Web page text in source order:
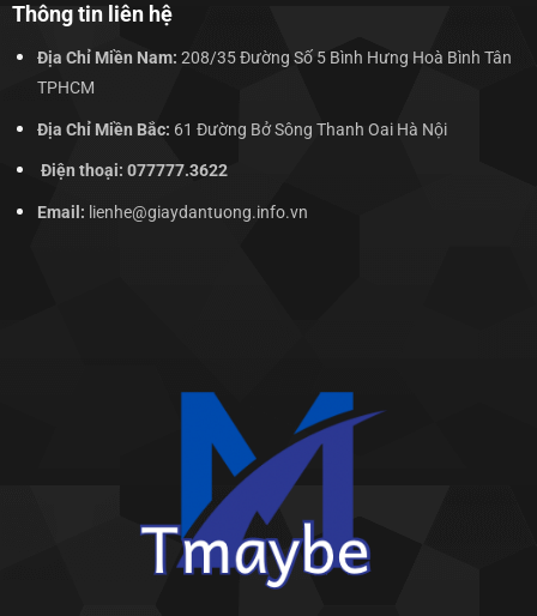
Thông tin liên hệ
Địa Chỉ Miền Nam: 208/35 Đường Số 5 Bình Hưng Hoà Bình Tân
TPHCM
Địa Chỉ Miền Bắc: 61 Đường Bở Sông Thanh Oai Hà Nội
Điện thoại: 077777.3622
Email: lienhe@giaydantuong.info.vn